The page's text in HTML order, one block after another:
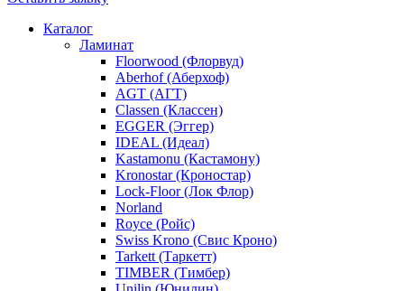
Каталог
Ламинат
Floorwood (Флорвуд)
Aberhof (Аберхоф)
AGT (АГТ)
Classen (Классен)
EGGER (Эггер)
IDEAL (Идеал)
Kastamonu (Кастамону)
Kronostar (Кроностар)
Lock-Floor (Лок Флор)
Norland
Royce (Ройс)
Swiss Krono (Свис Кроно)
Tarkett (Таркетт)
TIMBER (Тимбер)